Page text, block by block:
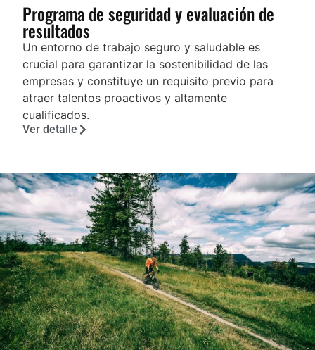
Programa de seguridad y evaluación de
resultados
Un entorno de trabajo seguro y saludable es
crucial para garantizar la sostenibilidad de las
empresas y constituye un requisito previo para
atraer talentos proactivos y altamente
cualificados.
Ver detalle